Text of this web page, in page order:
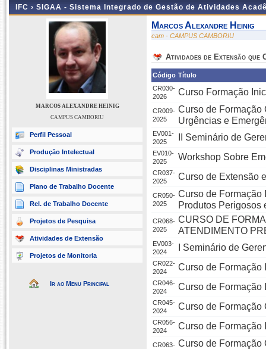
IFC › SIGAA - Sistema Integrado de Gestão de Atividades
MARCOS ALEXANDRE HEINIG
CAMPUS CAMBORIU
Perfil Pessoal
Produção Intelectual
Disciplinas Ministradas
Plano de Trabalho Docente
Rel. de Trabalho Docente
Projetos de Pesquisa
Atividades de Extensão
Projetos de Monitoria
Ir ao Menu Principal
Marcos Alexandre Heinig
cam - CAMPUS CAMBORIU
Atividades de Extensão que
Código Título
CR030-
2026
Curso Formação
CR009-
2025
Curso de Formação
Urgências e
EV001-
2025
II Seminário de
EV010-
2025
Workshop Sobre
CR037-
2025
Curso de Extensão
CR050-
2025
Curso de Formação
Produtos Perigosos
CR068-
2025
CURSO DE
ATENDIMENTO
EV003-
2024
I Seminário de
CR022-
2024
Curso de Formação
CR046-
2024
Curso de Formação
CR045-
2024
Curso de Formação
CR056-
2024
Curso de Formação
CR063- Curso de Formação